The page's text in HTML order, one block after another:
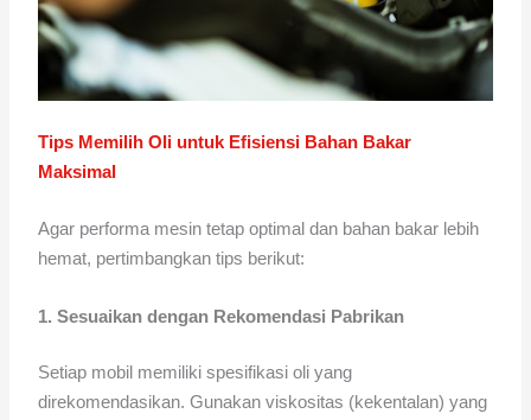
Tips Memilih Oli untuk Efisiensi Bahan Bakar
Maksimal
Agar performa mesin tetap optimal dan bahan bakar lebih
hemat, pertimbangkan tips berikut:
1. Sesuaikan dengan Rekomendasi Pabrikan
Setiap mobil memiliki spesifikasi oli yang
direkomendasikan. Gunakan viskositas (kekentalan) yang